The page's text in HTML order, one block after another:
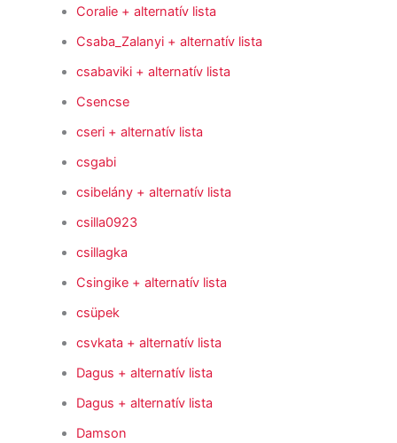
Coralie + alternatív lista
Csaba_Zalanyi + alternatív lista
csabaviki + alternatív lista
Csencse
cseri + alternatív lista
csgabi
csibelány + alternatív lista
csilla0923
csillagka
Csingike + alternatív lista
csüpek
csvkata + alternatív lista
Dagus + alternatív lista
Dagus + alternatív lista
Damson